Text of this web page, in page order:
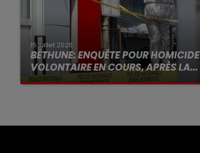
15 juillet 2026
BÉTHUNE: ENQUÊTE POUR HOMICIDE
VOLONTAIRE EN COURS, APRÈS LA...
Selon les premiers éléments, le logement